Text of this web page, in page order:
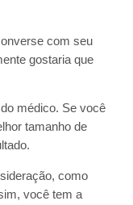
com seu
gostaria que
médico. Se você
tamanho de
como
você tem a